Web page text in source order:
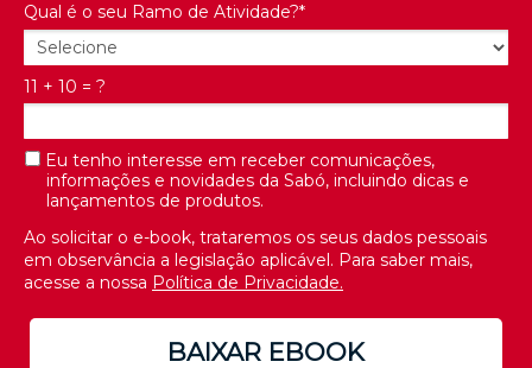
Qual é o seu Ramo de Atividade?*
11 + 10 = ?
Eu tenho interesse em receber comunicações,
informações e novidades da Sabó, incluindo dicas e
lançamentos de produtos.
Ao solicitar o e-book, trataremos os seus dados pessoais
em observância a legislação aplicável. Para saber mais,
acesse a nossa Política de Privacidade.
BAIXAR EBOOK